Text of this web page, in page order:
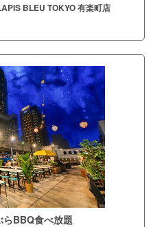
BLEU TOKYO 有楽町店
BBQ食べ放題